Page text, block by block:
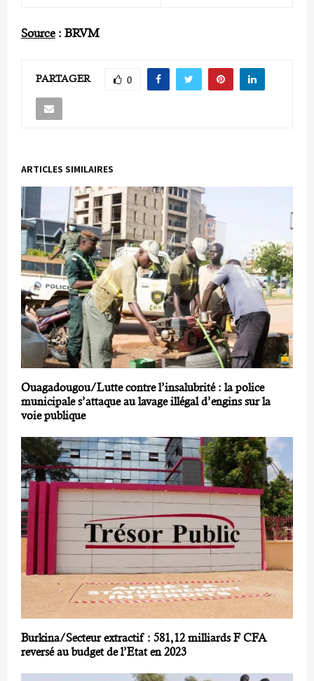
Source : BRVM
PARTAGER 0
ARTICLES SIMILAIRES
Ouagadougou/Lutte contre l’insalubrité : la police
municipale s’attaque au lavage illégal d’engins sur la
voie publique
Burkina/Secteur extractif : 581,12 milliards F CFA
reversé au budget de l’Etat en 2023